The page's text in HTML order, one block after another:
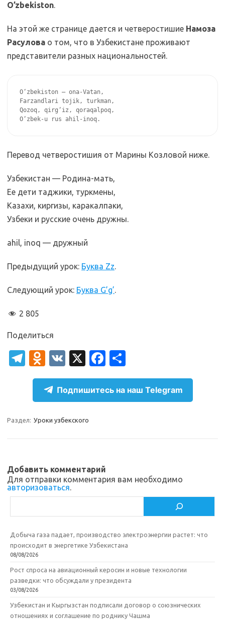
O’zbekiston.
На этой же странице дается и четверостишие Намоза
Расулова о том, что в Узбекистане проживают
представители разных национальностей.
O‘zbekiston – ona-Vatan,
Farzandlari tojik, turkman,
Qozoq, qirg‘iz, qoraqalpoq,
O‘zbek-u rus ahil-inoq.
Перевод четверостишия от Марины Козловой ниже.
Узбекистан — Родина-мать,
Ее дети таджики, туркмены,
Казахи, киргизы, каракалпаки,
Узбеки и русские очень дружны.
ahil, inoq — дружный
Предыдущий урок: Буква Zz.
Следующий урок: Буква G’g’.
2 805
Поделиться
T
el
gr
a
O
d
n
o
kl
ik
i
V
K
X
Fa
c
e
b
т
п
р
ь
Подпишитесь на наш Telegram
Раздел: Уроки узбекского
Добавить комментарий
Для отправки комментария вам необходимо
авторизоваться.
Добыча газа падает, производство электроэнергии растет: что
происходит в энергетике Узбекистана
08/08/2026
Рост спроса на авиационный керосин и новые технологии
разведки: что обсуждали у президента
03/08/2026
Узбекистан и Кыргызстан подписали договор о союзнических
отношениях и соглашение по роднику Чашма